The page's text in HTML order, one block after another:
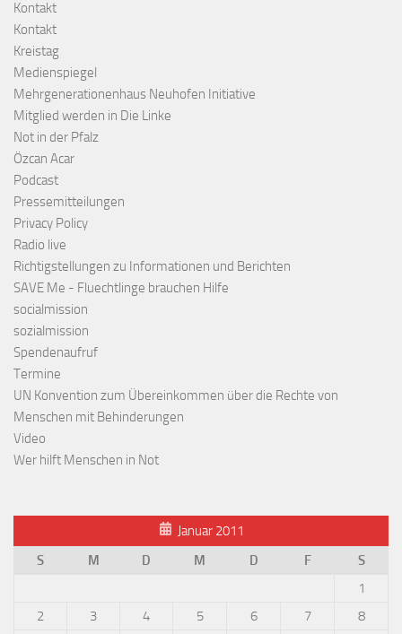
Kontakt
Kontakt
Kreistag
Medienspiegel
Mehrgenerationenhaus Neuhofen Initiative
Mitglied werden in Die Linke
Not in der Pfalz
Özcan Acar
Podcast
Pressemitteilungen
Privacy Policy
Radio live
Richtigstellungen zu Informationen und Berichten
SAVE Me - Fluechtlinge brauchen Hilfe
socialmission
sozialmission
Spendenaufruf
Termine
UN Konvention zum Übereinkommen über die Rechte von
Menschen mit Behinderungen
Video
Wer hilft Menschen in Not
Januar 2011
S
M D M D F
S
1
2
3 4 5 6 7
8